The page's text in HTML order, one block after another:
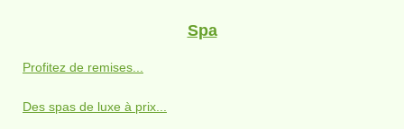
Spa
Profitez de remises...
Des spas de luxe à prix...